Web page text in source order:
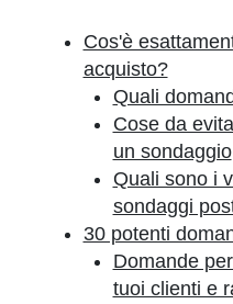
Cos'è
acquisto?
Quali
Cose da
un sondaggio
Quali sono i
sondaggi
30 potenti
Domande
tuoi clienti e